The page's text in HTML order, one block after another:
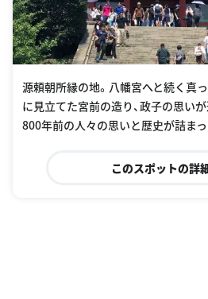
源頼朝所縁の地。八幡宮へと続く真
に見立てた宮前の造り、政子の思い
800年前の人々の思いと歴史が詰まっ
このスポットの詳